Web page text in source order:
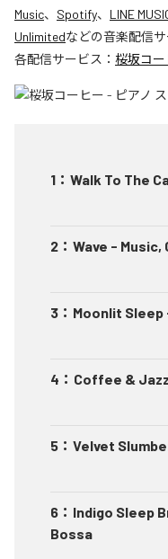
Music、 Spotify、 LINE
Unlimitedなどの音楽配信
各配信サービス： 桜坂コー
1 ： Walk To The
2 ： Wave -
3 ： Moonlit Sleep
4 ： Coffee &
5 ： Velvet
6 ： Indigo Sleep
Bossa